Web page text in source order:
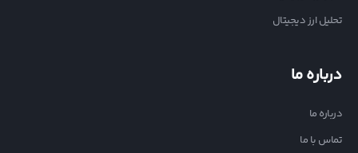
تحلیل ارز دیجیتال
درباره ما
درباره ما
تماس با ما